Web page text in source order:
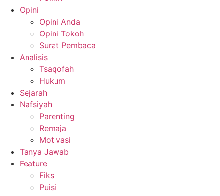
Opini
Opini Anda
Opini Tokoh
Surat Pembaca
Analisis
Tsaqofah
Hukum
Sejarah
Nafsiyah
Parenting
Remaja
Motivasi
Tanya Jawab
Feature
Fiksi
Puisi